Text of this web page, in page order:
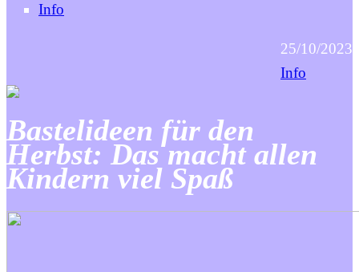
Info
25/10/2023
Info
Bastelideen für den
Herbst: Das macht allen
Kindern viel Spaß